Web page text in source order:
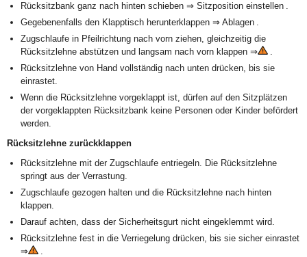
Rücksitzbank ganz nach hinten schieben ⇒ Sitzposition einstellen .
Gegebenenfalls den Klapptisch herunterklappen ⇒ Ablagen .
Zugschlaufe in Pfeilrichtung nach vorn ziehen, gleichzeitig die
Rücksitzlehne abstützen und langsam nach vorn klappen ⇒
.
Rücksitzlehne von Hand vollständig nach unten drücken, bis sie
einrastet.
Wenn die Rücksitzlehne vorgeklappt ist, dürfen auf den Sitzplätzen
der vorgeklappten Rücksitzbank keine Personen oder Kinder befördert
werden.
Rücksitzlehne zurückklappen
Rücksitzlehne mit der Zugschlaufe entriegeln. Die Rücksitzlehne
springt aus der Verrastung.
Zugschlaufe gezogen halten und die Rücksitzlehne nach hinten
klappen.
Darauf achten, dass der Sicherheitsgurt nicht eingeklemmt wird.
Rücksitzlehne fest in die Verriegelung drücken, bis sie sicher einrastet
⇒
.